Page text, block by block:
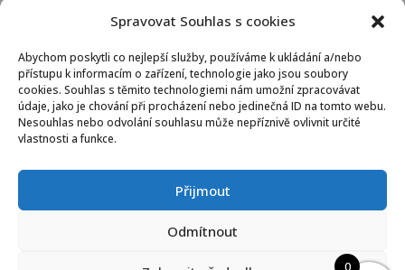
Spravovat Souhlas s cookies
Abychom poskytli co nejlepší služby, používáme k ukládání a/nebo
přístupu k informacím o zařízení, technologie jako jsou soubory
cookies. Souhlas s těmito technologiemi nám umožní zpracovávat
údaje, jako je chování při procházení nebo jedinečná ID na tomto webu.
Nesouhlas nebo odvolání souhlasu může nepříznivě ovlivnit určité
vlastnosti a funkce.
Přijmout
Odmítnout
• NOVINKY
•NECHAT VYPRAT
•KONTAKT
VŠEOBECNÉ OBCHODNÍ PODMÍNKY
© 2021 Žehli.cz – Na praní a žehlení je život příliš
0